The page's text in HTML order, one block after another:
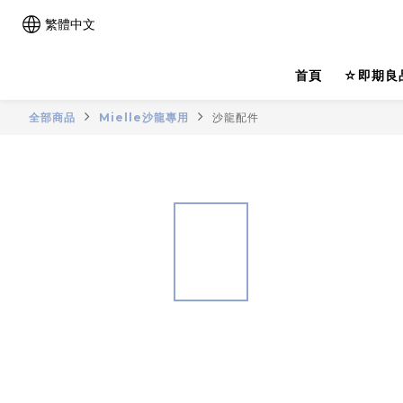
繁體中文
首頁 ☆即期良
全部商品 Mielle沙龍專用 沙龍配件